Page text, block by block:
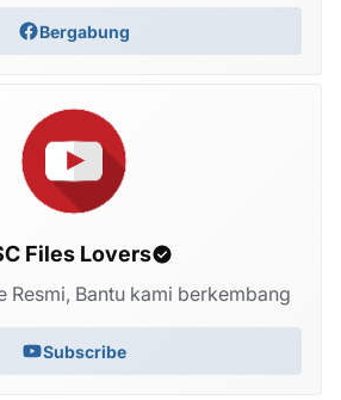
Bergabung
Files Lovers
Resmi, Bantu kami berkembang
Subscribe